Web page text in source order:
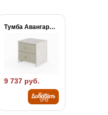
Тумба Авангард люкс...
9 737 руб.
Добавить